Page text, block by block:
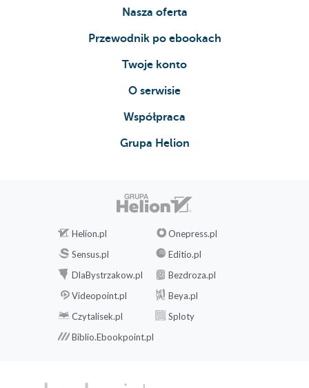
Nasza oferta
Przewodnik po ebookach
Twoje konto
O serwisie
Współpraca
Grupa Helion
Helion.pl
Onepress.pl
Sensus.pl
Editio.pl
DlaBystrzakow.pl
Bezdroza.pl
Videopoint.pl
Beya.pl
Czytalisek.pl
Sploty
Biblio.Ebookpoint.pl